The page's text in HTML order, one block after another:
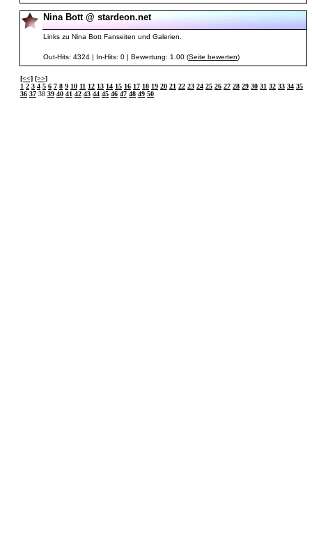
Nina Bott @ stardeon.net
Links zu Nina Bott Fanseiten und Galerien.
Out-Hits: 4324 | In-Hits: 0 | Bewertung: 1.00 (Seite bewerten)
[<<] [>>]
1 2 3 4 5 6 7 8 9 10 11 12 13 14 15 16 17 18 19 20 21 22 23 24 25 26 27 28 29 30 31 32 33 34 35
36 37 38 39 40 41 42 43 44 45 46 47 48 49 50